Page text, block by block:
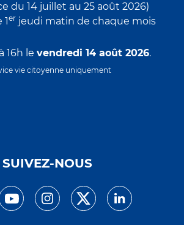
du 14 juillet au 25 août 2026)
er jeudi matin de chaque mois
16h le vendredi 14 août 2026.
vie citoyenne uniquement
SUIVEZ-NOUS